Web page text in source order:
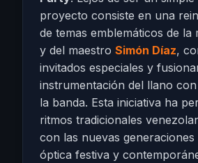
proyecto consiste en una
de temas emblemáticos de la
y del maestro Simón Díaz,
invitados especiales y
instrumentación del llano
la banda. Esta iniciativa ha
ritmos tradicionales
con las nuevas generaciones
óptica festiva y